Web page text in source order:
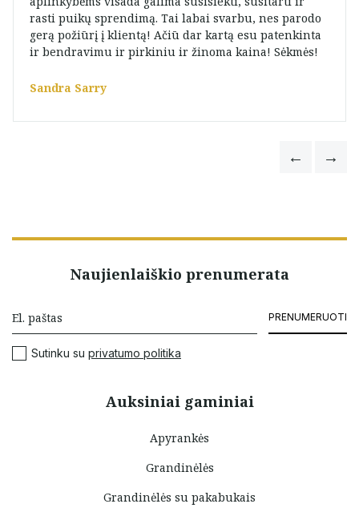
rasti puikų sprendimą. Tai labai svarbu, nes parodo
gerą požiūrį į klientą! Ačiū dar kartą esu patenkinta
ir bendravimu ir pirkiniu ir žinoma kaina! Sėkmės!
Sandra Sarry
Auksiniai gaminiai
Apyrankės
Grandinėlės
Grandinėlės su pakabukais
Naujienlaiškio prenumerata
PRENUMERUOTI
Sutinku su privatumo politika